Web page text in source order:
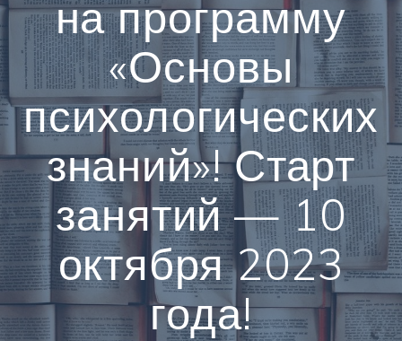
на программу
«Основы
психологических
знаний»! Старт
занятий — 10
октября 2023
года!